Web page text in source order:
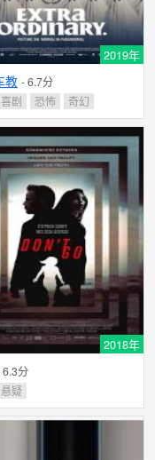
2019年
教 - 6.7分
喜剧 恐怖 奇幻
2018年
6.3分
悬疑